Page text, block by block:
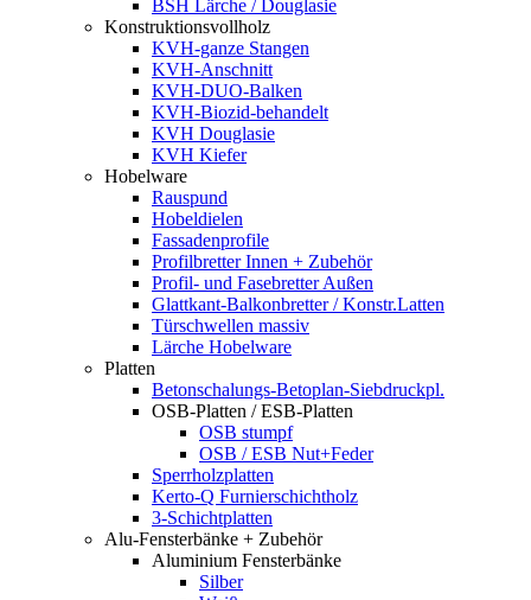
BSH Lärche / Douglasie
Konstruktionsvollholz
KVH-ganze Stangen
KVH-Anschnitt
KVH-DUO-Balken
KVH-Biozid-behandelt
KVH Douglasie
KVH Kiefer
Hobelware
Rauspund
Hobeldielen
Fassadenprofile
Profilbretter Innen + Zubehör
Profil- und Fasebretter Außen
Glattkant-Balkonbretter / Konstr.Latten
Türschwellen massiv
Lärche Hobelware
Platten
Betonschalungs-Betoplan-Siebdruckpl.
OSB-Platten / ESB-Platten
OSB stumpf
OSB / ESB Nut+Feder
Sperrholzplatten
Kerto-Q Furnierschichtholz
3-Schichtplatten
Alu-Fensterbänke + Zubehör
Aluminium Fensterbänke
Silber